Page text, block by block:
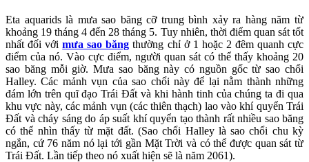
Eta aquarids là mưa sao băng cỡ trung bình xảy ra hàng năm từ
khoảng 19 tháng 4 đến 28 tháng 5. Tuy nhiên, thời điểm quan sát tốt
nhất đối vớimưa sao băng thường chỉ ở 1 hoặc 2 đêm quanh cực
điểm của nó. Vào cực điểm, người quan sát có thể thấy khoảng 20
sao băng mỗi giờ. Mưa sao băng này có nguồn gốc từ sao chổi
Halley. Các mảnh vụn của sao chổi này để lại nằm thành những
đám lớn trên quĩ đạo Trái Đất và khi hành tinh của chúng ta đi qua
khu vực này, các mảnh vụn (các thiên thạch) lao vào khí quyển Trái
Đất và cháy sáng do áp suất khí quyển tạo thành rất nhiều sao băng
có thể nhìn thấy từ mặt đất. (Sao chổi Halley là sao chổi chu kỳ
ngắn, cứ 76 năm nó lại tới gần Mặt Trời và có thể được quan sát từ
Trái Đất. Lần tiếp theo nó xuất hiện sẽ là năm 2061).